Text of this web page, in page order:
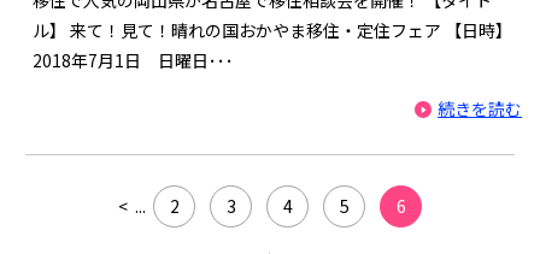
ル】 来て！見て！晴れの国おかやま移住・定住フェア 【日時】
2018年7月1日 日曜日･･･
続きを読む
< ... 2 3 4 5 6